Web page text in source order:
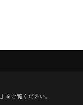
」をご覧ください。